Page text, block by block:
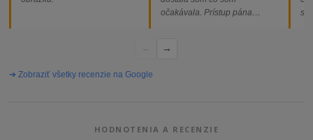
očakávala. Prístup pána
problémov. Vrele odporúčam!“
→
➔ Zobraziť všetky recenzie na Google
HODNOTENIA A RECENZIE